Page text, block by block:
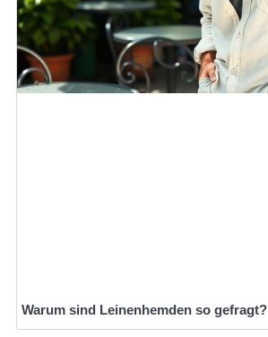
Warum sind Leinenhemden so gefragt?